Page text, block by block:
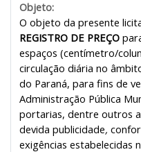
Objeto:
O objeto da presente
REGISTRO DE PREÇO
espaços (centímetro/
circulação diária no
do Paraná, para fins de
Administração Pública
portarias, dentre outros
devida publicidade,
exigências estabelecidas